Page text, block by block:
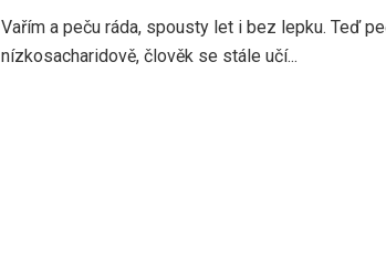
Vařím a peču ráda, spousty let i bez lepku. Teď
nízkosacharidově, člověk se stále učí...